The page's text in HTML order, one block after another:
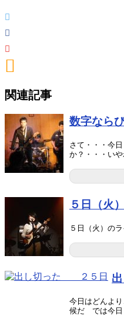
関連記事
数字
さて・・・今
か？・・・い
５日（火）
５日（火）の
今日はどんよ
候だ では今日